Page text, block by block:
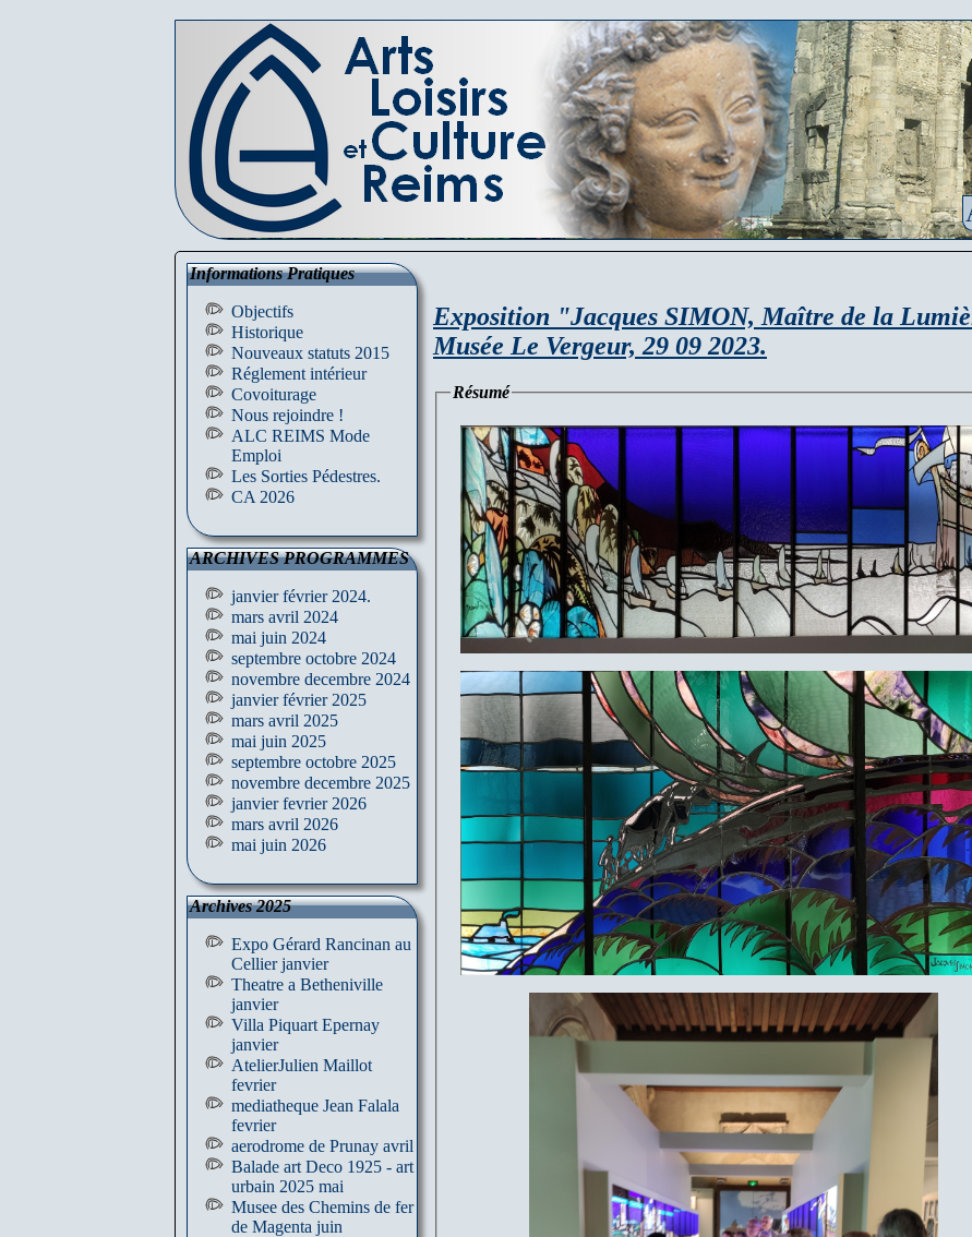
Informations Pratiques
Objectifs
Historique
Nouveaux statuts 2015
Réglement intérieur
Covoiturage
Nous rejoindre !
ALC REIMS Mode
Emploi
Les Sorties Pédestres.
CA 2026
ARCHIVES PROGRAMMES
janvier février 2024.
mars avril 2024
mai juin 2024
septembre octobre 2024
novembre decembre 2024
janvier février 2025
mars avril 2025
mai juin 2025
septembre octobre 2025
novembre decembre 2025
janvier fevrier 2026
mars avril 2026
mai juin 2026
Archives 2025
Expo Gérard Rancinan au
Cellier janvier
Theatre a Betheniville
janvier
Villa Piquart Epernay
janvier
AtelierJulien Maillot
fevrier
mediatheque Jean Falala
fevrier
aerodrome de Prunay avril
Balade art Deco 1925 - art
urbain 2025 mai
Musee des Chemins de fer
de Magenta juin
Exposition "Jacques SIMON, Maître de la
Musée Le Vergeur, 29 09 2023.
Résumé